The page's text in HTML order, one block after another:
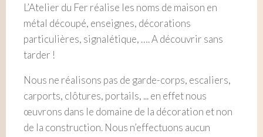
L’Atelier du Fer réalise les noms de maison en
métal découpé, enseignes, décorations
particulières, signalétique, …. A découvrir sans
tarder !
Nous ne réalisons pas de garde-corps, escaliers,
carports, clôtures, portails, ... en effet nous
œuvrons dans le domaine de la décoration et non
de la construction. Nous n’effectuons aucun